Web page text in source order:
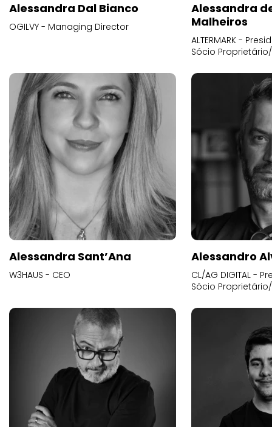
Alessandra Dal Bianco
OGILVY - Managing Director
Alessandra
Malheiros
ALTERMARK -
Sócio
Alessandra Sant’Ana
W3HAUS - CEO
Alessandro
CL/AG DIGITAL -
Sócio